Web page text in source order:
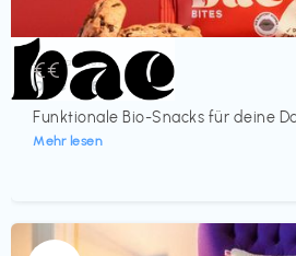
Lebensmittel
bae Treat
Funktionale Bio-Snacks für deine
Mehr lesen
€€‎